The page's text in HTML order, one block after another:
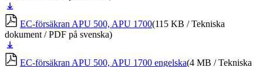
ner
EC-försäkran APU 500, APU 1700(115 KB / Tekniska
dokument / PDF på svenska)
ner
EC-försäkran APU 500, APU 1700 engelska(4 MB / Tekniska